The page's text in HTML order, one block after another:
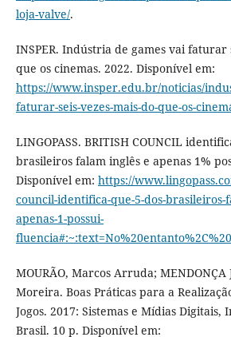
loja-valve/.
INSPER. Indústria de games vai faturar
que os cinemas. 2022. Disponível em:
https://www.insper.edu.br/noticias/
faturar-seis-vezes-mais-do-que-os-
LINGOPASS. BRITISH COUNCIL
brasileiros falam inglês e apenas 1%
Disponível em: https://
council-identifica-que-5-dos-brasileiros-
apenas-1-possui-
MOURÃO, Marcos Arruda; MENDONÇA
Moreira. Boas Práticas para a
Jogos. 2017: Sistemas e Mídias Digitais,
Brasil. 10 p. Disponível em: